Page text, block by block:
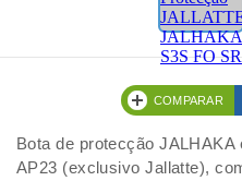
COMPARAR
Bota de protecção
AP23 (exclusivo Jallatte),